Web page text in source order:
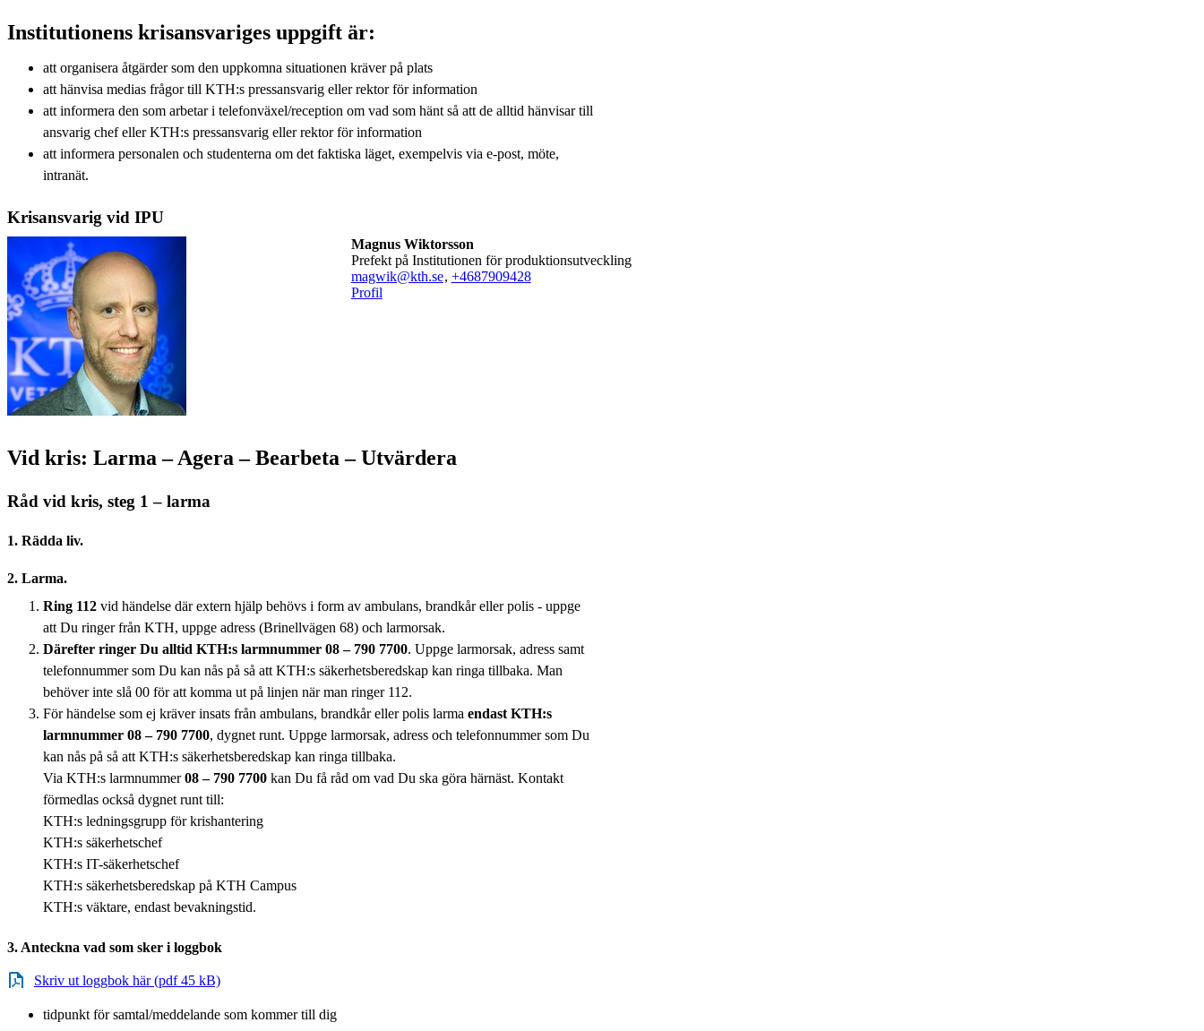
Institutionens krisansvariges uppgift är:
att organisera åtgärder som den uppkomna situationen kräver på plats
att hänvisa medias frågor till KTH:s pressansvarig eller rektor för information
att informera den som arbetar i telefonväxel/reception om vad som hänt så att de alltid hänvisar till
ansvarig chef eller KTH:s pressansvarig eller rektor för information
att informera personalen och studenterna om det faktiska läget, exempelvis via e-post, möte,
intranät.
Krisansvarig vid IPU
Magnus Wiktorsson
Prefekt på Institutionen för produktionsutveckling
magwik@kth.se, +4687909428
Profil
Vid kris: Larma – Agera – Bearbeta – Utvärdera
Råd vid kris, steg 1 – larma
1. Rädda liv.
2. Larma.
Ring 112 vid händelse där extern hjälp behövs i form av ambulans, brandkår eller polis - uppge
att Du ringer från KTH, uppge adress (Brinellvägen 68) och larmorsak.
Därefter ringer Du alltid KTH:s larmnummer 08 – 790 7700. Uppge larmorsak, adress samt
telefonnummer som Du kan nås på så att KTH:s säkerhetsberedskap kan ringa tillbaka. Man
behöver inte slå 00 för att komma ut på linjen när man ringer 112.
För händelse som ej kräver insats från ambulans, brandkår eller polis larma endast KTH:s
larmnummer 08 – 790 7700, dygnet runt. Uppge larmorsak, adress och telefonnummer som Du
kan nås på så att KTH:s säkerhetsberedskap kan ringa tillbaka.
Via KTH:s larmnummer08 – 790 7700 kan Du få råd om vad Du ska göra härnäst. Kontakt
förmedlas också dygnet runt till:
KTH:s ledningsgrupp för krishantering
KTH:s säkerhetschef
KTH:s IT-säkerhetschef
KTH:s säkerhetsberedskap på KTH Campus
KTH:s väktare, endast bevakningstid.
3. Anteckna vad som sker i loggbok
Skriv ut loggbok här (pdf 45 kB)
tidpunkt för samtal/meddelande som kommer till dig